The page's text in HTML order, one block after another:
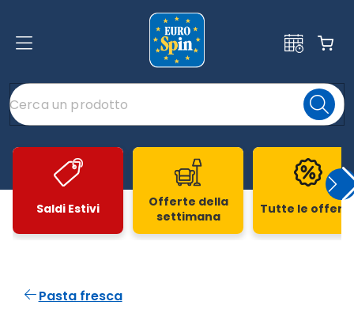
Saldi Estivi
Offerte della
settimana
Tutte le
Pasta fresca